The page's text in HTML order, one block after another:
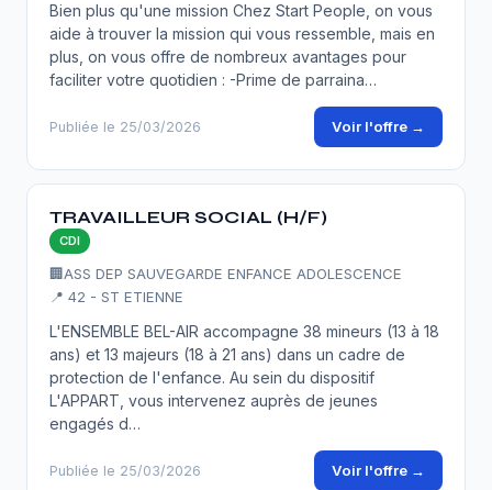
Bien plus qu'une mission Chez Start People, on vous
aide à trouver la mission qui vous ressemble, mais en
plus, on vous offre de nombreux avantages pour
faciliter votre quotidien : -Prime de parraina…
Publiée le 25/03/2026 Voir l'offre →
TRAVAILLEUR SOCIAL (H/F)
CDI
🏢ASS DEP SAUVEGARDE ENFANCE ADOLESCENCE
📍 42 - ST ETIENNE
L'ENSEMBLE BEL-AIR accompagne 38 mineurs (13 à 18
ans) et 13 majeurs (18 à 21 ans) dans un cadre de
protection de l'enfance. Au sein du dispositif
L'APPART, vous intervenez auprès de jeunes
engagés d…
Publiée le 25/03/2026 Voir l'offre →